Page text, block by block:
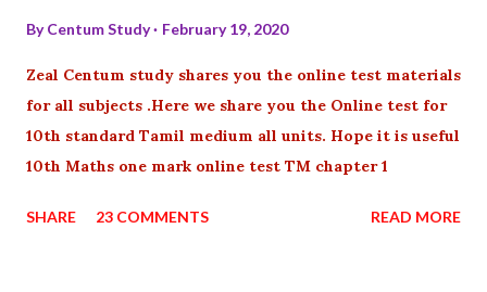
ByCentum Study February 19, 2020
Zeal Centum study shares you the online test materials
for all subjects .Here we share you the Online test for
10th standard Tamil medium all units. Hope it is useful
10th Maths one mark online test TM chapter 1
SHARE 23 COMMENTS READ MORE